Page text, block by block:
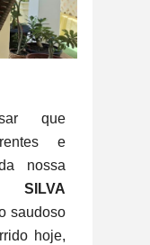
que
e
nossa
saudoso
hoje,